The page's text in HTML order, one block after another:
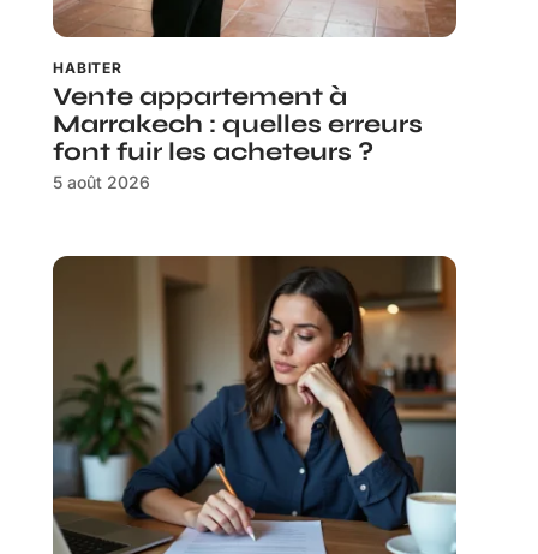
HABITER
Vente appartement à
Marrakech : quelles erreurs
font fuir les acheteurs ?
5 août 2026